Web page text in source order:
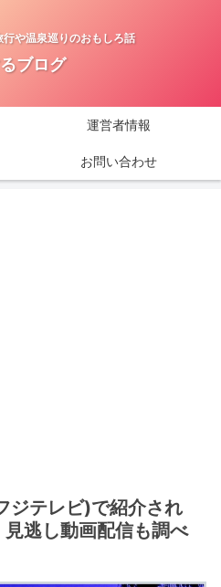
や温泉巡りのおもしろ話
ブログ
運営者情報
お問い合わせ
ジテレビ)で紹介され
逃し動画配信も調べ